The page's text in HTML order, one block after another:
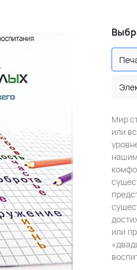
Мир
или
или